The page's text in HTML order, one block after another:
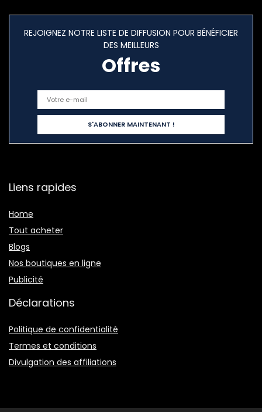
REJOIGNEZ NOTRE LISTE DE DIFFUSION POUR BÉNÉFICIER
DES MEILLEURS
Offres
Liens rapides
Home
Tout acheter
Blogs
Nos boutiques en ligne
Publicité
Déclarations
Politique de confidentialité
Termes et conditions
Divulgation des affiliations